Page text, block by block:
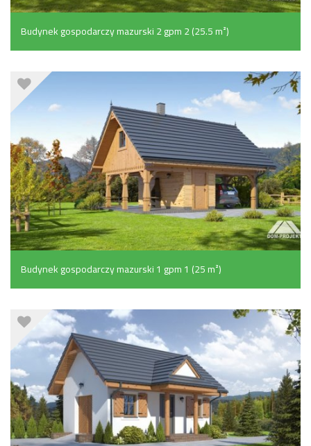
Budynek gospodarczy mazurski 2 gpm 2 (25.5 m²)
Budynek gospodarczy mazurski 1 gpm 1 (25 m²)